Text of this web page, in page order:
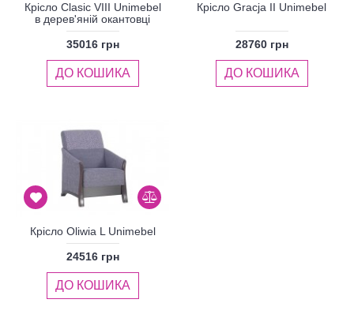
Крісло Clasic VIII Unimebel
в дерев'яній окантовці
35016 грн
ДО КОШИКА
Крісло Gracja II Unimebel
28760 грн
ДО КОШИКА
Крісло Oliwia L Unimebel
24516 грн
ДО КОШИКА